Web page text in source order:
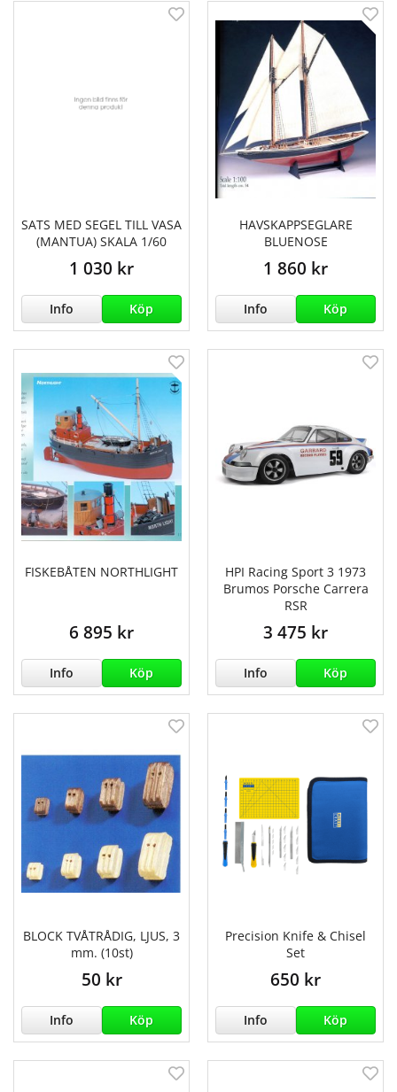
SATS MED SEGEL TILL VASA
(MANTUA) SKALA 1/60
1 030 kr
Info Köp
HAVSKAPPSEGLARE
BLUENOSE
1 860 kr
Info Köp
FISKEBÅTEN NORTHLIGHT
6 895 kr
Info Köp
HPI Racing Sport 3 1973
Brumos Porsche Carrera
RSR
3 475 kr
Info Köp
BLOCK TVÅTRÅDIG, LJUS, 3
mm. (10st)
50 kr
Info Köp
Precision Knife & Chisel
Set
650 kr
Info Köp